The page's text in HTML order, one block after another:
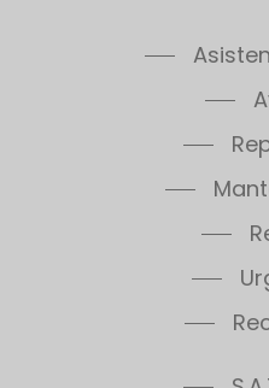
atención al cliente